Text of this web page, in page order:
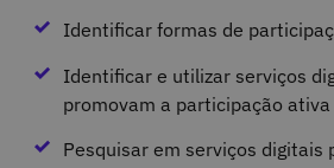
Identificar formas de
Identificar e utilizar serviços
promovam a participação ativa
Pesquisar em serviços digitais